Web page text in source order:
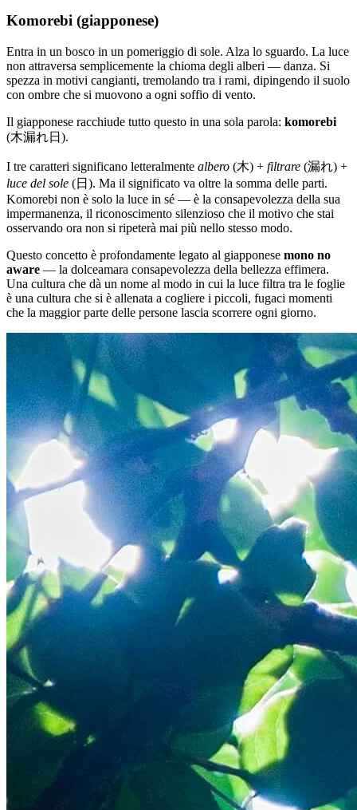
Komorebi (giapponese)
Entra in un bosco in un pomeriggio di sole. Alza lo sguardo. La luce
non attraversa semplicemente la chioma degli alberi — danza. Si
spezza in motivi cangianti, tremolando tra i rami, dipingendo il suolo
con ombre che si muovono a ogni soffio di vento.
Il giapponese racchiude tutto questo in una sola parola: komorebi
(木漏れ日).
I tre caratteri significano letteralmente albero (木) + filtrare (漏れ) +
luce del sole (日). Ma il significato va oltre la somma delle parti.
Komorebi non è solo la luce in sé — è la consapevolezza della sua
impermanenza, il riconoscimento silenzioso che il motivo che stai
osservando ora non si ripeterà mai più nello stesso modo.
Questo concetto è profondamente legato al giapponese mono no
aware — la dolceamara consapevolezza della bellezza effimera.
Una cultura che dà un nome al modo in cui la luce filtra tra le foglie
è una cultura che si è allenata a cogliere i piccoli, fugaci momenti
che la maggior parte delle persone lascia scorrere ogni giorno.